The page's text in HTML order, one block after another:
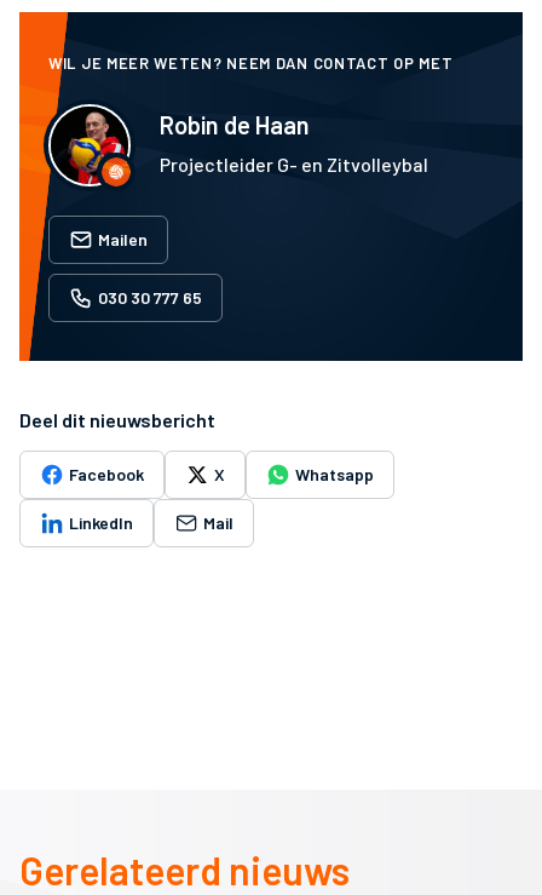
WIL JE MEER WETEN? NEEM DAN CONTACT OP MET
Robin de Haan
Projectleider G- en Zitvolleybal
Mailen
030 30 777 65
Deel dit nieuwsbericht
Facebook X Whatsapp
LinkedIn Mail
Gerelateerd nieuws